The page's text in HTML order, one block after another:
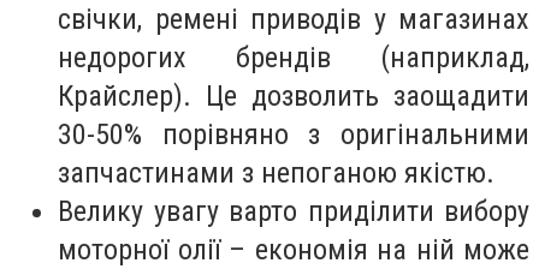
свічки, ремені приводів у магазинах
недорогих брендів (наприклад,
Крайслер). Це дозволить заощадити
30-50% порівняно з оригінальними
запчастинами з непоганою якістю.
Велику увагу варто приділити вибору
моторної олії – економія на ній може